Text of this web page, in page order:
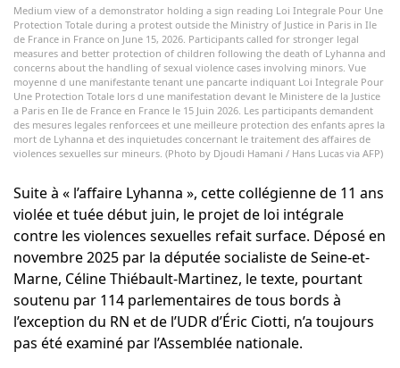
Medium view of a demonstrator holding a sign reading Loi Integrale Pour Une
Protection Totale during a protest outside the Ministry of Justice in Paris in Ile
de France in France on June 15, 2026. Participants called for stronger legal
measures and better protection of children following the death of Lyhanna and
concerns about the handling of sexual violence cases involving minors. Vue
moyenne d une manifestante tenant une pancarte indiquant Loi Integrale Pour
Une Protection Totale lors d une manifestation devant le Ministere de la Justice
a Paris en Ile de France en France le 15 Juin 2026. Les participants demandent
des mesures legales renforcees et une meilleure protection des enfants apres la
mort de Lyhanna et des inquietudes concernant le traitement des affaires de
violences sexuelles sur mineurs. (Photo by Djoudi Hamani / Hans Lucas via AFP)
Suite à « l’affaire Lyhanna », cette collégienne de 11 ans
violée et tuée début juin, le projet de loi intégrale
contre les violences sexuelles refait surface. Déposé en
novembre 2025 par la députée socialiste de Seine-et-
Marne, Céline Thiébault-Martinez, le texte, pourtant
soutenu par 114 parlementaires de tous bords à
l’exception du RN et de l’UDR d’Éric Ciotti, n’a toujours
pas été examiné par l’Assemblée nationale.